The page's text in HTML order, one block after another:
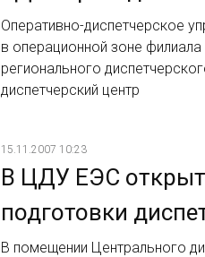
Оперативно-диспетчерское
в операционной зоне
регионального
диспетчерский центр
15.11.2007 10:23
В ЦДУ ЕЭС
подготовки
В помещении Центрального